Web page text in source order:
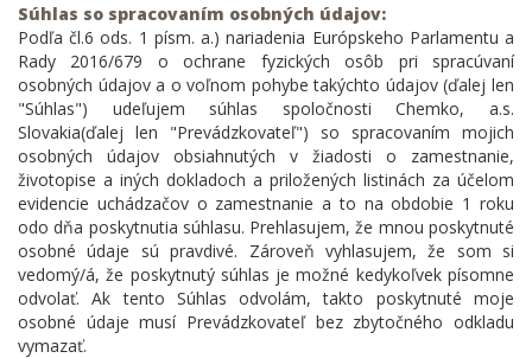
Súhlas so spracovaním osobných údajov:
Podľa čl.6 ods. 1 písm. a.) nariadenia Európskeho Parlamentu a
Rady 2016/679 o ochrane fyzických osôb pri spracúvaní
osobných údajov a o voľnom pohybe takýchto údajov (ďalej len
"Súhlas") udeľujem súhlas spoločnosti Chemko, a.s.
Slovakia(ďalej len "Prevádzkovateľ") so spracovaním mojich
osobných údajov obsiahnutých v žiadosti o zamestnanie,
životopise a iných dokladoch a priložených listinách za účelom
evidencie uchádzačov o zamestnanie a to na obdobie 1 roku
odo dňa poskytnutia súhlasu. Prehlasujem, že mnou poskytnuté
osobné údaje sú pravdivé. Zároveň vyhlasujem, že som si
vedomý/á, že poskytnutý súhlas je možné kedykoľvek písomne
odvolať. Ak tento Súhlas odvolám, takto poskytnuté moje
osobné údaje musí Prevádzkovateľ bez zbytočného odkladu
vymazať.